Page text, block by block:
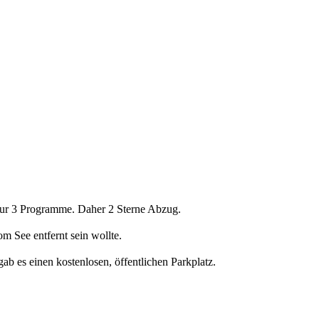
3 Programme. Daher 2 Sterne Abzug.
See entfernt sein wollte.
es einen kostenlosen, öffentlichen Parkplatz.